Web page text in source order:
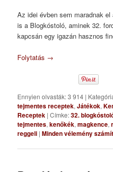
Az idei évben sem maradnak
is a Blogkóstoló, aminek 32.
kapcsán egy igazán hasznos
Folytatás →
Ennyien olvasták: 3 914 |
tejmentes receptek,Játékok,
Receptek |Címke:32.
tejmentes,kenőkék,magkence,
reggeli |Minden vélemény